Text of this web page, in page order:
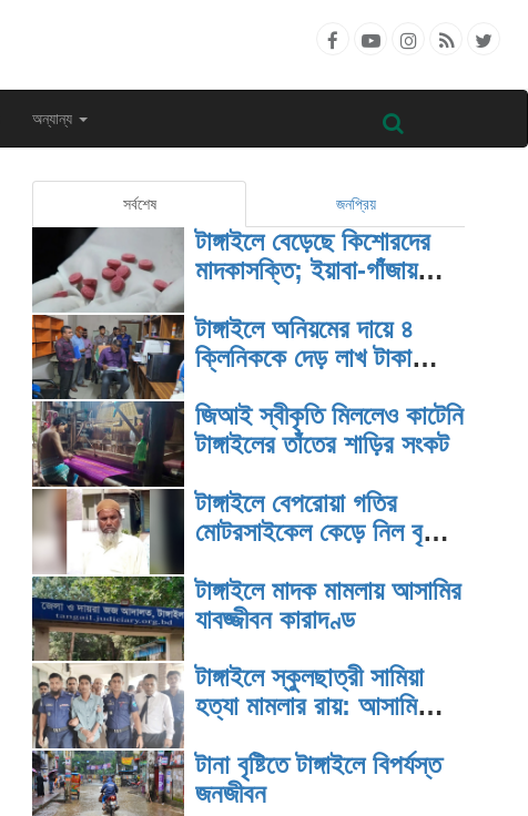
অন্যান্য
সর্বশেষ জনপ্রিয়
টাঙ্গাইলে বেড়েছে কিশোরদের
মাদকাসক্তি; ইয়াবা-গাঁজায়
টাঙ্গাইলে অনিয়মের দায়ে ৪
ক্লিনিককে দেড় লাখ টাকা
জিআই স্বীকৃতি মিললেও কাটেনি
টাঙ্গাইলের তাঁতের শাড়ির সংকট
টাঙ্গাইলে বেপরোয়া গতির
মোটরসাইকেল কেড়ে নিল বৃদ্ধের
টাঙ্গাইলে মাদক মামলায় আসামির
যাবজ্জীবন কারাদণ্ড
টাঙ্গাইলে স্কুলছাত্রী সামিয়া
হত্যা মামলার রায়: আসামি
টানা বৃষ্টিতে টাঙ্গাইলে বিপর্যস্ত
জনজীবন